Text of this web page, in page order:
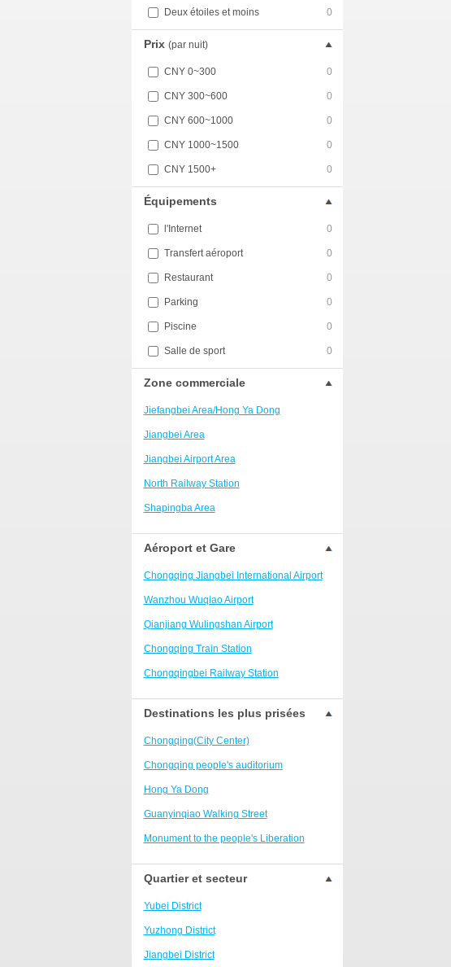
Deux étoiles et moins 0
Prix (par nuit)
CNY 0~300 0
CNY 300~600 0
CNY 600~1000 0
CNY 1000~1500 0
CNY 1500+ 0
Équipements
l'Internet 0
Transfert aéroport 0
Restaurant 0
Parking 0
Piscine 0
Salle de sport 0
Zone commerciale
Jiefangbei Area/Hong Ya Dong
Jiangbei Area
Jiangbei Airport Area
North Railway Station
Shapingba Area
Liangjiang New Area
Nanping
Univerisity Town
Ranjiaba and Longxi
Chongqing West Railway
People's Square Area
Yangjiaping
Chashan Bamboo Sea Resort
Nanbin Road/Danzishi
Hechuan College District
High-tech Development Zone
Fuling station business district
Beibei
Ba'nan
Nanshan district
Bishan
Aéroport et Gare
Chongqing Jiangbei International Airport
Wanzhou Wuqiao Airport
Qianjiang Wulingshan Airport
Chongqing Train Station
Chongqingbei Railway Station
Chongqingxi Railway Station
Shapingba Railway Station
Destinations les plus prisées
Chongqing(City Center)
Chongqing people's auditorium
Hong Ya Dong
Guanyinqiao Walking Street
Monument to the people's Liberation
Chaotianmen Square
Chongqing Grand Theatre
Fairy Mountain National Forest Park
People's Square
Sanxia Square
Quartier et secteur
Yubei District
Yuzhong District
Jiangbei District